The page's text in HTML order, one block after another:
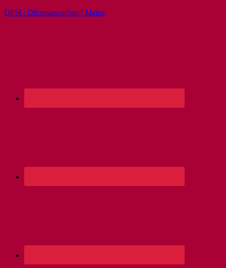
DPSG Diözesanverband Mainz